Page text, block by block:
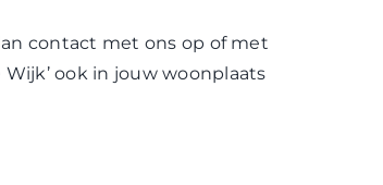
contact met ons op of met
ook in jouw woonplaats